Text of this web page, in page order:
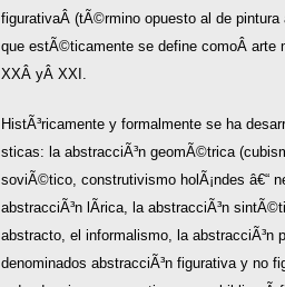
figurativaÂ (tÃ©rmino opuesto al de
que estÃ©ticamente se define comoÂ arte
XXÂ yÂ XXI.
HistÃ³ricamente y formalmente se ha
sticas: la abstracciÃ³n geomÃ©trica
soviÃ©tico, construtivismo holÃ¡ndes â€“
abstracciÃ³n lÃ­rica, la abstracciÃ³n
abstracto, el informalismo, la abstracciÃ³n
denominados abstracciÃ³n figurativa y no